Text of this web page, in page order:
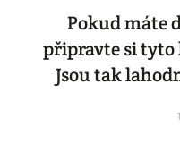
Pokud máte
připravte si tyto
Jsou tak